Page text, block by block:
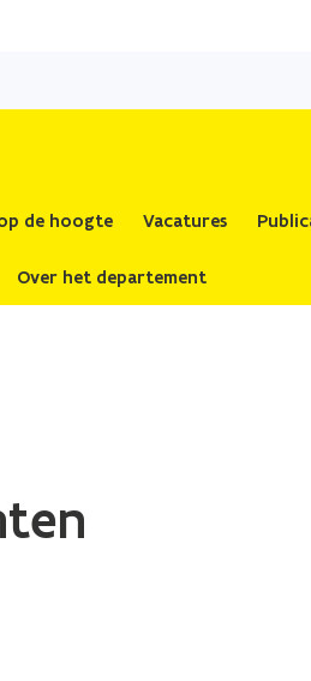
de hoogte Vacatures
Over het departement